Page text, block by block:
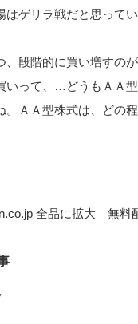
はゲリラ戦だと思ってい
、段階的に買い増すの
いって、…どうもＡＡ
。ＡＡ型株式は、どの
全品に拡大 無料